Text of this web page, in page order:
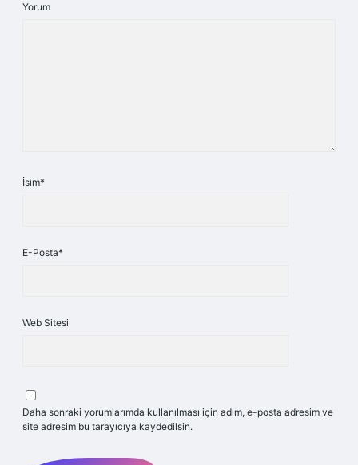
Yorum
İsim*
E-Posta*
Web Sitesi
Daha sonraki yorumlarımda kullanılması için adım, e-posta adresim ve
site adresim bu tarayıcıya kaydedilsin.